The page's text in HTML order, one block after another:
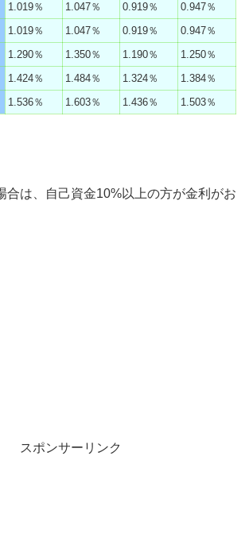
1.019％ 1.047％ 0.919％
0.947％
1.019％ 1.047％ 0.919％
0.947％
1.290％ 1.350％ 1.190％
1.250％
1.424％ 1.484％ 1.324％
1.384％
1.536％ 1.603％ 1.436％ 1.503％
合は、自己資金10%以上の方が金利がお
スポンサーリンク